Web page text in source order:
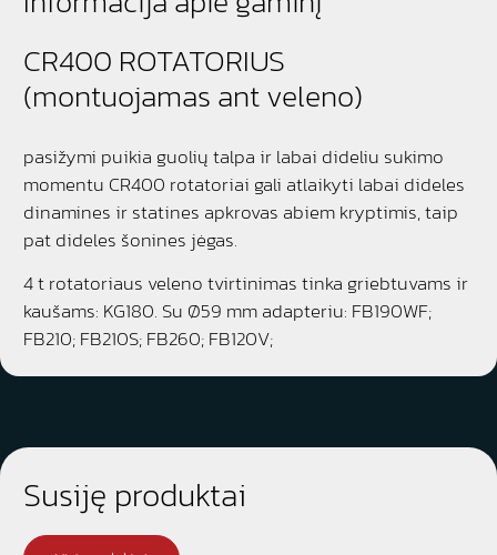
CR400 ROTATORIUS
(montuojamas ant veleno)
pasižymi puikia guolių talpa ir labai dideliu sukimo
momentu CR400 rotatoriai gali atlaikyti labai dideles
dinamines ir statines apkrovas abiem kryptimis, taip
pat dideles šonines jėgas.
4 t rotatoriaus veleno tvirtinimas tinka griebtuvams ir
kaušams: KG180. Su Ø59 mm adapteriu: FB190WF;
FB210; FB210S; FB260; FB120V;
Susiję produktai